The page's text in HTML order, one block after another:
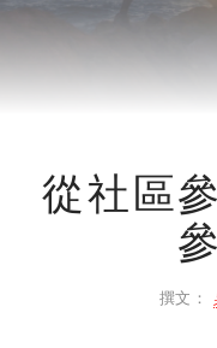
資源拓展
同行故事館
同行社區伙伴
搜尋自助組織
從社區
撰文：